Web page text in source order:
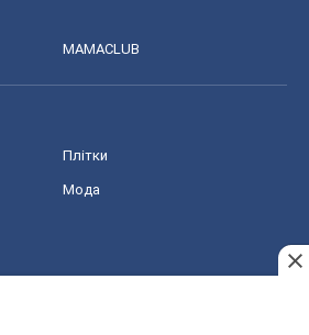
MAMACLUB
Плітки
Мода